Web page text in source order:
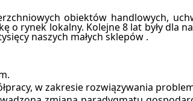
obiektów handlowych,
o rynek lokalny. Kolejne 8 lat były dla
naszych małych sklepów .
w zakresie rozwiązywania